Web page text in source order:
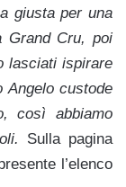
giusta per una
Grand Cru, poi
lasciati ispirare
Angelo custode
così abbiamo
Sulla pagina
l’elenco